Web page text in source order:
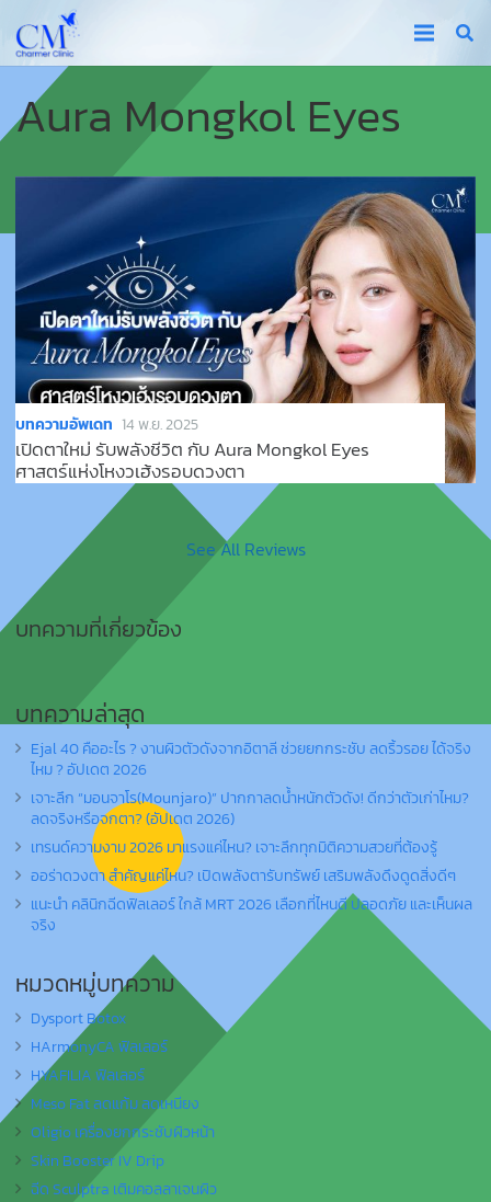
Aura Mongkol Eyes
บทความอัพเดท 14 พ.ย. 2025
เปิดตาใหม่ รับพลังชีวิต กับ Aura Mongkol Eyes
ศาสตร์แห่งโหงวเฮ้งรอบดวงตา
See All Reviews
บทความที่เกี่ยวข้อง
บทความล่าสุด
Ejal 40 คืออะไร ? งานผิวตัวดังจากอิตาลี ช่วยยกกระชับ ลดริ้วรอย ได้จริง
ไหม ? อัปเดต 2026
เจาะลึก “มอนจาโร(Mounjaro)” ปากกาลดน้ำหนักตัวดัง! ดีกว่าตัวเก่าไหม?
ลดจริงหรือจกตา? (อัปเดต 2026)
เทรนด์ความงาม 2026 มาแรงแค่ไหน? เจาะลึกทุกมิติความสวยที่ต้องรู้
ออร่าดวงตา สำคัญแค่ไหน? เปิดพลังตารับทรัพย์ เสริมพลังดึงดูดสิ่งดีๆ
แนะนำ คลินิกฉีดฟิลเลอร์ ใกล้ MRT 2026 เลือกที่ไหนดี ปลอดภัย และเห็นผล
จริง
หมวดหมู่บทความ
Dysport Botox
HArmonyCA ฟิลเลอร์
HYAFILIA ฟิลเลอร์
Meso Fat ลดแก้ม ลดเหนียง
Oligio เครื่องยกกระชับผิวหน้า
Skin Booster IV Drip
ฉีด Sculptra เติมคอลลาเจนผิว